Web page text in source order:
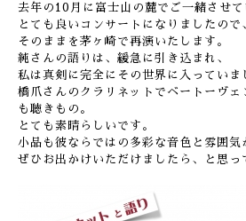
去年の10月に富士山の麓でご一緒させて
とても良いコンサートになりましたので
そのままを茅ヶ崎で再演いたします。
純さんの語りは、緩急に引き込まれ、
私は真剣に完全にその世界に入っていま
橋爪さんのクラリネットでベートーヴェ
も聴きもの。
とても素晴らしいです。
小品も彼ならではの多彩な音色と雰囲気
ぜひお出かけいただけましたら、と思